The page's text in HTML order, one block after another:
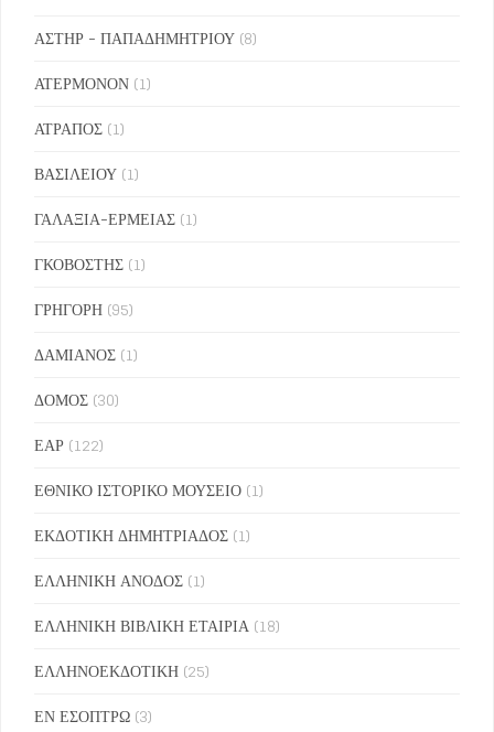
ΑΣΤΗΡ - ΠΑΠΑΔΗΜΗΤΡΙΟΥ (8)
ΑΤΕΡΜΟΝΟΝ (1)
ΑΤΡΑΠΟΣ (1)
ΒΑΣΙΛΕΙΟΥ (1)
ΓΑΛΑΞΙΑ-ΕΡΜΕΙΑΣ (1)
ΓΚΟΒΟΣΤΗΣ (1)
ΓΡΗΓΟΡΗ (95)
ΔΑΜΙΑΝΟΣ (1)
ΔΟΜΟΣ (30)
ΕΑΡ (122)
ΕΘΝΙΚΟ ΙΣΤΟΡΙΚΟ ΜΟΥΣΕΙΟ (1)
ΕΚΔΟΤΙΚΗ ΔΗΜΗΤΡΙΑΔΟΣ (1)
ΕΛΛΗΝΙΚΗ ΑΝΟΔΟΣ (1)
ΕΛΛΗΝΙΚΗ ΒΙΒΛΙΚΗ ΕΤΑΙΡΙΑ (18)
ΕΛΛΗΝΟΕΚΔΟΤΙΚΗ (25)
ΕΝ ΕΣΟΠΤΡΩ (3)